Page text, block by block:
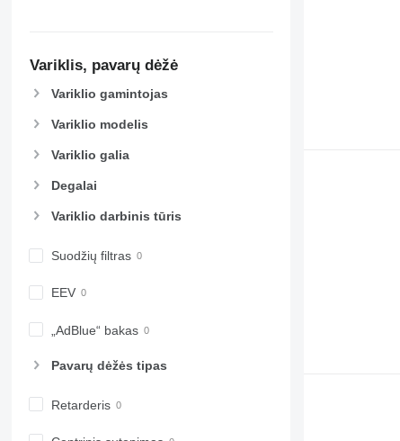
Variklis, pavarų dėžė
Variklio gamintojas
Variklio modelis
Variklio galia
Degalai
Variklio darbinis tūris
Suodžių filtras
EEV
„AdBlue“ bakas
Pavarų dėžės tipas
Retarderis